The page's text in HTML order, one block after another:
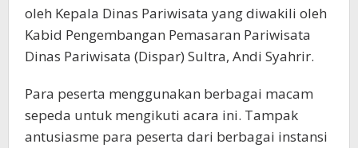
oleh Kepala Dinas Pariwisata yang diwakili oleh
Kabid Pengembangan Pemasaran Pariwisata
Dinas Pariwisata (Dispar) Sultra, Andi Syahrir.
Para peserta menggunakan berbagai macam
sepeda untuk mengikuti acara ini. Tampak
antusiasme para peserta dari berbagai instansi